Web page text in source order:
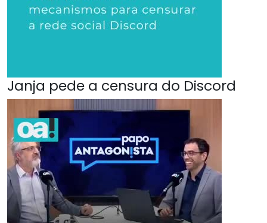
Janja pede a censura do Discord